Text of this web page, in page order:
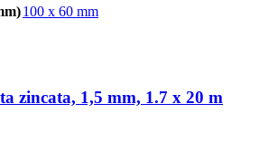
100 x 60 mm
zincata, 1,5 mm, 1.7 x 20 m